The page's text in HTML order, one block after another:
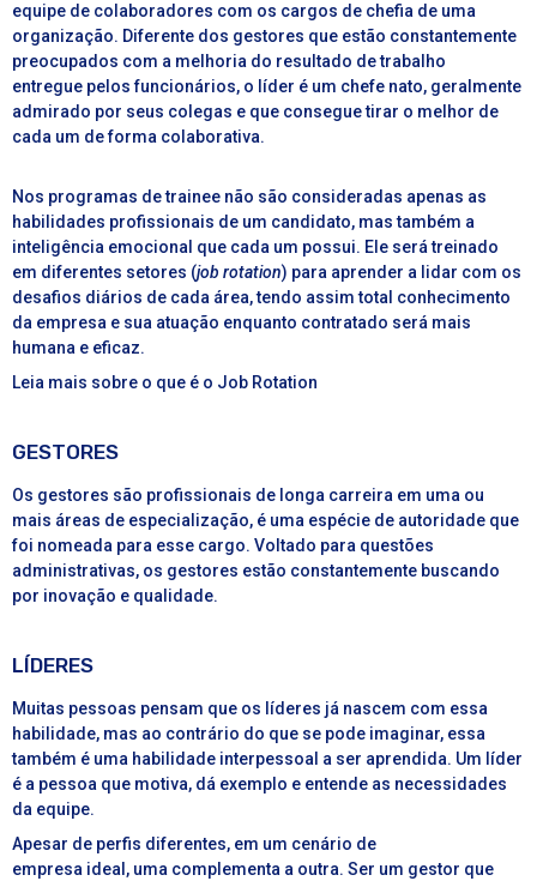
equipe de colaboradores com os cargos de chefia de uma
organização. Diferente dos gestores que estão constantemente
preocupados com a melhoria do resultado de trabalho
entregue pelos funcionários, o líder é um chefe nato, geralmente
admirado por seus colegas e que consegue tirar o melhor de
cada um de forma colaborativa.
Nos programas de trainee não são consideradas apenas as
habilidades profissionais de um candidato, mas também a
inteligência emocional que cada um possui. Ele será treinado
em diferentes setores (job rotation) para aprender a lidar com os
desafios diários de cada área, tendo assim total conhecimento
da empresa e sua atuação enquanto contratado será mais
humana e eficaz.
Leia mais sobre o que é o Job Rotation
GESTORES
Os gestores são profissionais de longa carreira em uma ou
mais áreas de especialização, é uma espécie de autoridade que
foi nomeada para esse cargo. Voltado para questões
administrativas, os gestores estão constantemente buscando
por inovação e qualidade.
LÍDERES
Muitas pessoas pensam que os líderes já nascem com essa
habilidade, mas ao contrário do que se pode imaginar, essa
também é uma habilidade interpessoal a ser aprendida. Um líder
é a pessoa que motiva, dá exemplo e entende as necessidades
da equipe.
Apesar de perfis diferentes, em um cenário de
empresa ideal, uma complementa a outra. Ser um gestor que